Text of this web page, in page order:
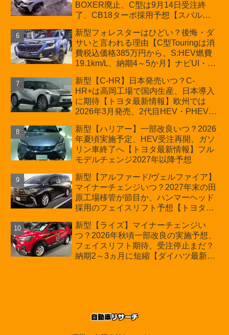
BOXER廃止、C型は9月14日受注終
了、CB18ターボ採用予想【スバル最
新型フォレスターはひどい？後悔・ダ
サいと言われる理由【C型Touringは消
費税込価格385万円から、S:HEV燃費
19.1km/L、納期4～5か月】ナビUI・冬
カーオブザイヤーとJNCAP大賞受賞後
も残る注意点
新型【C-HR】日本発売いつ？C-
HR+は高岡工場で国内生産、日本導入
に期待【トヨタ最新情報】欧州では
2026年3月発売、2代目HEV・PHEVは
新型【ハリアー】一部改良いつ？2026
年夏頃実施予定、HEV受注再開、ガソ
リン車終了へ【トヨタ最新情報】フル
モデルチェンジ2027年以降予想
新型【アルファード/ヴェルファイア】
マイナーチェンジいつ？2027年末の田
原工場移管が節目か、ハンマーヘッド
採用のフェイスリフト予想【トヨタ最
費税込価格559万9000円から
新型【ライズ】マイナーチェンジい
つ？2026年秋頃一部改良の実施予想、
フェイスリフト期待、受注停止まだ？
納期2～3ヵ月に短縮【ダイハツ最新情